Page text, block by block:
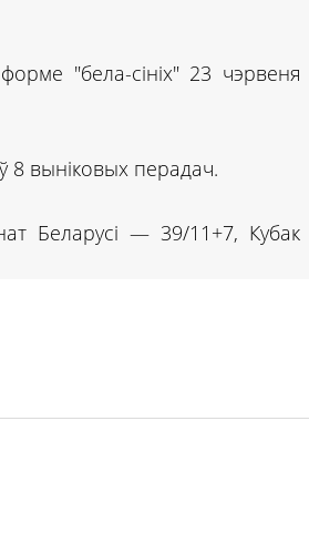
"бела-сініх" 23 чэрвеня
8 выніковых перадач.
Беларусі — 39/11+7, Кубак